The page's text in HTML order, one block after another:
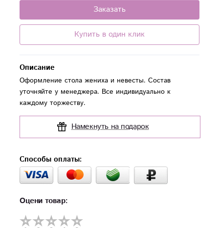
Заказать
Купить в один клик
Описание
Оформление стола жениха и невесты. Состав
уточняйте у менеджера. Все индивидуально к
каждому торжеству.
Намекнуть на подарок
Способы оплаты:
Оцени товар: